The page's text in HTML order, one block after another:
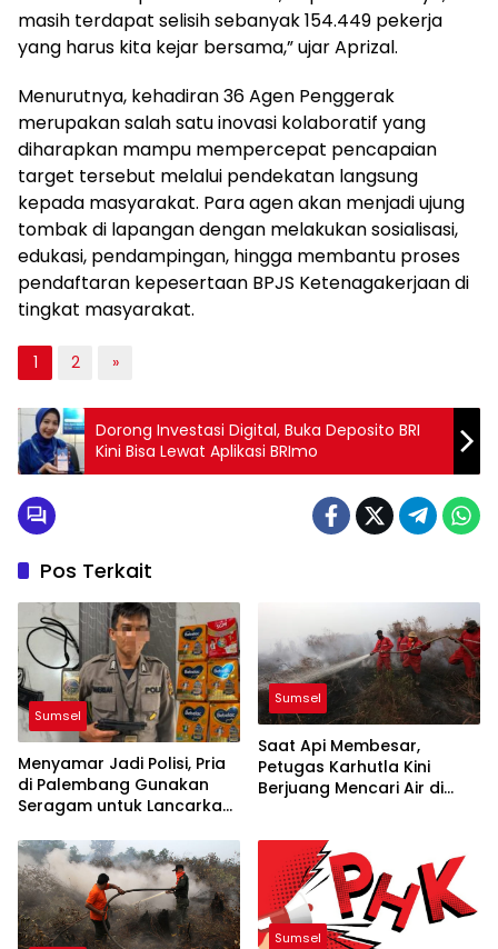
masih terdapat selisih sebanyak 154.449 pekerja
yang harus kita kejar bersama,” ujar Aprizal.
Menurutnya, kehadiran 36 Agen Penggerak
merupakan salah satu inovasi kolaboratif yang
diharapkan mampu mempercepat pencapaian
target tersebut melalui pendekatan langsung
kepada masyarakat. Para agen akan menjadi ujung
tombak di lapangan dengan melakukan sosialisasi,
edukasi, pendampingan, hingga membantu proses
pendaftaran kepesertaan BPJS Ketenagakerjaan di
tingkat masyarakat.
1 2 »
Dorong Investasi Digital, Buka Deposito BRI
Kini Bisa Lewat Aplikasi BRImo
Pos Terkait
Sumsel
Menyamar Jadi Polisi, Pria
di Palembang Gunakan
Seragam untuk Lancarkan
Sumsel
Saat Api Membesar,
Petugas Karhutla Kini
Berjuang Mencari Air di
Sumsel